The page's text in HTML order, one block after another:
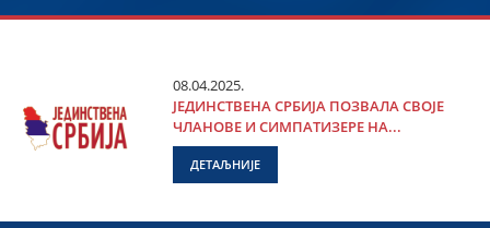
08.04.2025.
ЈЕДИНСТВЕНА СРБИЈА ПОЗВАЛА СВОЈЕ
ЧЛАНОВЕ И СИМПАТИЗЕРЕ НА...
ДЕТАЉНИЈЕ